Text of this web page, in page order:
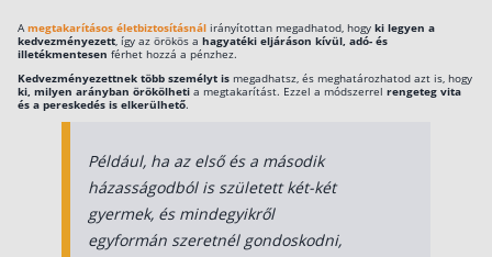
Vegyes életbiztosítás
Befektetési egységekhez kötött életbiztosítás
Egészségbiztosítás cégeknek
Magán egészségbiztosítás 💊
Amegtakarításos életbiztosításnál irányítottan megadhatod, hogy ki legyen a
kedvezményezett, így az örökös a hagyatéki eljáráson kívül, adó- és
illetékmentesen férhet hozzá a pénzhez.
Kedvezményezettnek több személyt is megadhatsz, és meghatározhatod azt is, hogy
ki, milyen arányban örökölheti a megtakarítást. Ezzel a módszerrel rengeteg vita
és a pereskedés is elkerülhető.
Például, ha az első és a második
házasságodból is született két-két
gyermek, és mindegyikről
egyformán szeretnél gondoskodni,